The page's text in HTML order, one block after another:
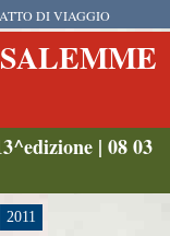
DI VIAGGIO
| 08 03
2011